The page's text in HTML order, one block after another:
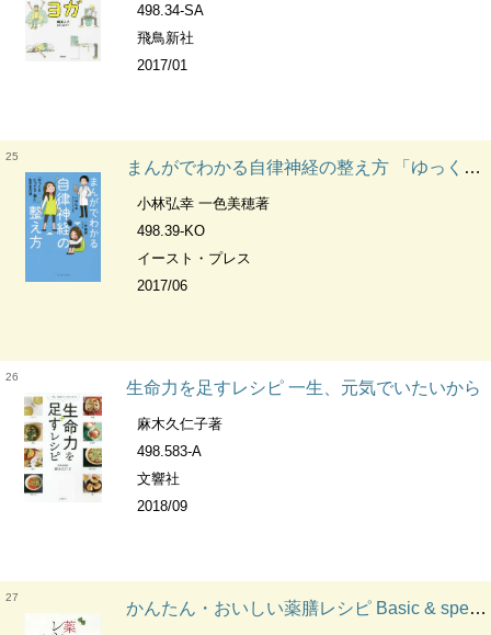
498.34-SA
飛鳥新社
2017/01
25
まんがでわかる自律神経の整え方 「ゆっくり・にっこり・楽に」生きる方法
小林弘幸 一色美穂著
498.39-KO
イースト・プレス
2017/06
26
生命力を足すレシピ 一生、元気でいたいから
麻木久仁子著
498.583-A
文響社
2018/09
27
かんたん・おいしい薬膳レシピ Basic & special kampo★24 気になる症状別メニューで体内浄化&体質改善